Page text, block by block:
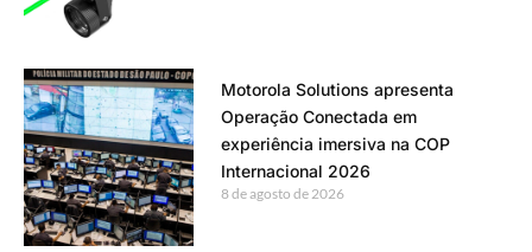
Motorola Solutions apresenta
Operação Conectada em
experiência imersiva na COP
Internacional 2026
8 de agosto de 2026